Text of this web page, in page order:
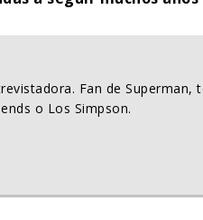
Fan de Superman,
o Los Simpson.